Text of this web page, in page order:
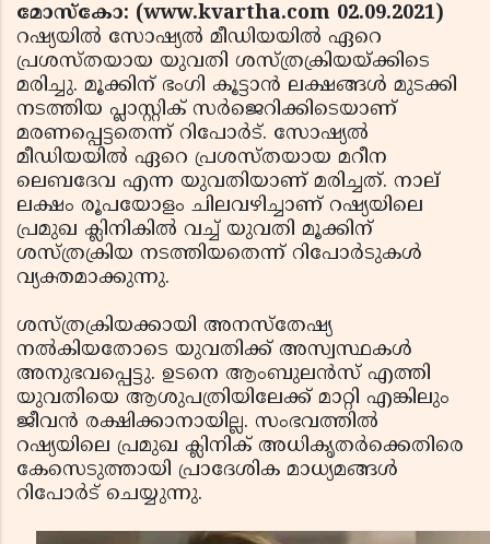
മോസ്‌കോ: (www.kvartha.com 02.09.2021)
റഷ്യയില്‍ സോഷ്യല്‍ മീഡിയയില്‍ ഏറെ
പ്രശസ്തയായ യുവതി ശസ്ത്രക്രിയയ്ക്കിടെ
മരിച്ചു. മൂക്കിന് ഭംഗി കൂട്ടാന്‍ ലക്ഷങ്ങള്‍ മുടക്കി
നടത്തിയ പ്ലാസ്റ്റിക് സര്‍ജെറിക്കിടെയാണ്
മരണപ്പെട്ടതെന്ന് റിപോര്‍ട്. സോഷ്യല്‍
മീഡിയയില്‍ ഏറെ പ്രശസ്തയായ മറീന
ലെബദേവ എന്ന യുവതിയാണ് മരിച്ചത്. നാല്
ലക്ഷം രൂപയോളം ചിലവഴിച്ചാണ് റഷ്യയിലെ
പ്രമുഖ ക്ലിനികില്‍ വച്ച് യുവതി മൂക്കിന്
ശസ്ത്രക്രിയ നടത്തിയതെന്ന് റിപോര്‍ടുകള്‍
വ്യക്തമാക്കുന്നു.
ശസ്ത്രക്രിയക്കായി അനസ്‌തേഷ്യ
നല്‍കിയതോടെ യുവതിക്ക് അസ്വസ്ഥകള്‍
അനുഭവപ്പെട്ടു. ഉടനെ ആംബുലന്‍സ് എത്തി
യുവതിയെ ആശുപത്രിയിലേക്ക് മാറ്റി എങ്കിലും
ജീവന്‍ രക്ഷിക്കാനായില്ല. സംഭവത്തില്‍
റഷ്യയിലെ പ്രമുഖ ക്ലിനിക് അധികൃതര്‍ക്കെതിരെ
കേസെടുത്തായി പ്രാദേശിക മാധ്യമങ്ങള്‍
റിപോര്‍ട് ചെയ്യുന്നു.